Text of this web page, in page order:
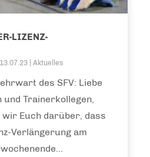
LIZENZ-
13.07.23 |Aktuelles
des SFV: Liebe
und Trainerkollegen,
Euch darüber, dass
Verlängerung am